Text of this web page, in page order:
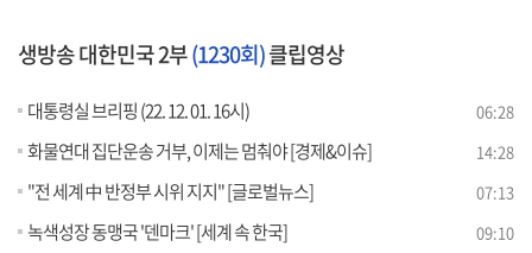
생방송 대한민국 2부(1230회)클립영상
대통령실 브리핑 (22. 12. 01. 16시) 06:28
화물연대 집단운송 거부, 이제는 멈춰야 [경제&이슈] 14:28
"전 세계 中 반정부 시위 지지" [글로벌뉴스] 07:13
녹색성장 동맹국 '덴마크' [세계 속 한국] 09:10